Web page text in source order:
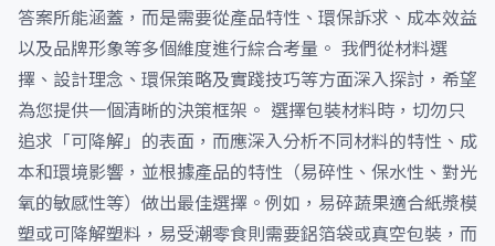
答案所能涵蓋，而是需要從產品特性、環保訴求、成本效益
以及品牌形象等多個維度進行綜合考量。 我們從材料選
擇、設計理念、環保策略及實踐技巧等方面深入探討，希望
為您提供一個清晰的決策框架。 選擇包裝材料時，切勿只
追求「可降解」的表面，而應深入分析不同材料的特性、成
本和環境影響，並根據產品的特性（易碎性、保水性、對光
氧的敏感性等）做出最佳選擇。例如，易碎蔬果適合紙漿模
塑或可降解塑料，易受潮零食則需要鋁箔袋或真空包裝，而